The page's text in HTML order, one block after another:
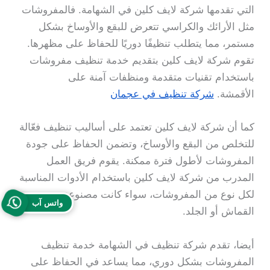
التي تقدمها شركة لايف كلين في الشهامة. فالمفروشات
مثل الأرائك والكراسي تتعرض للبقع والأوساخ بشكل
مستمر، مما يتطلب تنظيفًا دوريًا للحفاظ على مظهرها.
تقوم شركة لايف كلين بتقديم خدمة تنظيف مفروشات
باستخدام تقنيات متقدمة ومنظفات آمنة على
الأقمشة. شركة تنظيف في عجمان
كما أن شركة لايف كلين تعتمد على أساليب تنظيف فعّالة
للتخلص من البقع والأوساخ، وتضمن الحفاظ على جودة
المفروشات لأطول فترة ممكنة. يقوم فريق العمل
المدرب من شركة لايف كلين باستخدام الأدوات المناسبة
لكل نوع من المفروشات، سواء كانت مصنوعة من
القماش أو الجلد.
أيضا، تقدم شركة تنظيف في الشهامة خدمة تنظيف
المفروشات بشكل دوري، مما يساعد في الحفاظ على
واتس آب